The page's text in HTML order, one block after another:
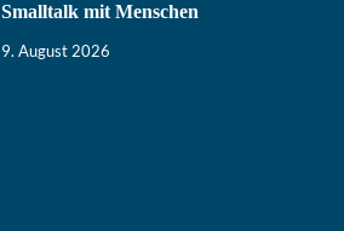
Smalltalk mit Menschen
9. August 2026